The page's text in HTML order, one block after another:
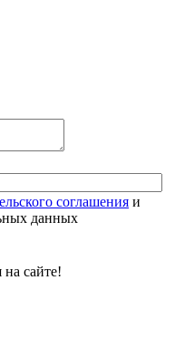
соглашения и
данных
сайте!